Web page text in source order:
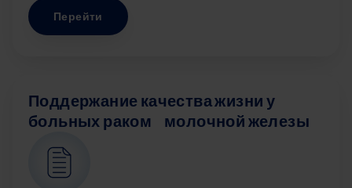
Перейти
Поддержание качества жизни у
больных раком молочной железы